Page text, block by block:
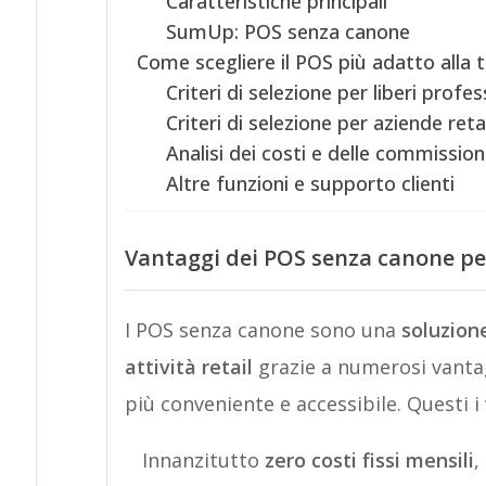
SumUp: POS senza canone
Come scegliere il POS più adatto alla
Criteri di selezione per liberi
Criteri di selezione per aziende
Analisi dei costi e delle
Altre funzioni e supporto clienti
Vantaggi dei POS senza canone
I POS senza canone sono una
attività retail grazie a numerosi
più conveniente e accessibile. Questi
Innanzitutto zero costi fissi mensili,